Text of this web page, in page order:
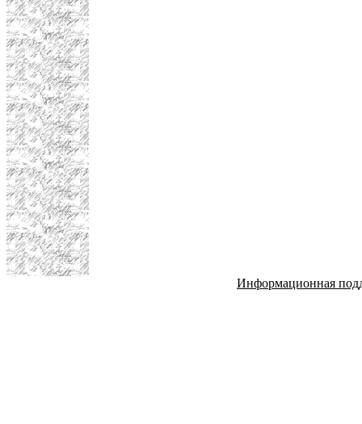
Информационная